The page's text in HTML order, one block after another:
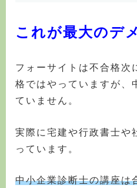
これが最大のデ
フォーサイトは不合格次
格ではやっていますが、
ていません。
実際に宅建や行政書士や
っています。
中小企業診断士の講座は